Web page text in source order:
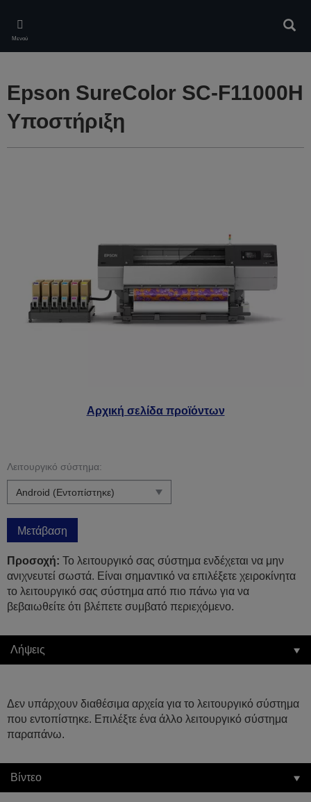
main
content
Μενού
Αρχική σελίδα προϊόντων
Epson SureColor SC-F11000H
Υποστήριξη
Λειτουργικό σύστημα:
Μετάβαση
Προσοχή: Το λειτουργικό σας σύστημα ενδέχεται να μην
ανιχνευτεί σωστά. Είναι σημαντικό να επιλέξετε χειροκίνητα
το λειτουργικό σας σύστημα από πιο πάνω για να
βεβαιωθείτε ότι βλέπετε συμβατό περιεχόμενο.
Λήψεις
Δεν υπάρχουν διαθέσιμα αρχεία για το λειτουργικό σύστημα
που εντοπίστηκε. Επιλέξτε ένα άλλο λειτουργικό σύστημα
παραπάνω.
Βίντεο